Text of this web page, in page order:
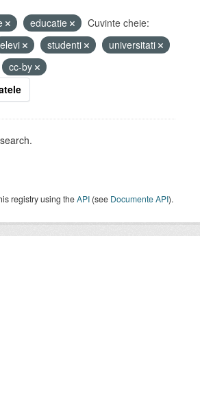
educatie
Cuvinte cheie:
elevi studenti
universitati
cc-by
registry using theAPI (see Documente API).